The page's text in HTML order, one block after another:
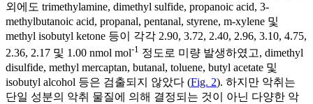
외에도 trimethylamine, dimethyl sulfide, propanoic acid, 3-
methylbutanoic acid, propanal, pentanal, styrene, m-xylene 및
methyl isobutyl ketone 등이 각각 2.90, 3.72, 2.40, 2.96, 3.10, 4.75,
2.36, 2.17 및 1.00 nmol mol-1 정도로 미량 발생하였고, dimethyl
disulfide, methyl mercaptan, butanal, toluene, butyl acetate 및
isobutyl alcohol 등은 검출되지 않았다 (Fig. 2). 하지만 악취는
단일 성분의 악취 물질에 의해 결정되는 것이 아닌 다양한 악